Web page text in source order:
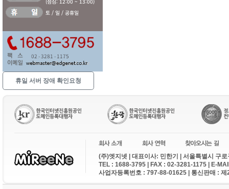
휴일 서버 장애 확인요청
(주)엣지넷 | 대표이사: 민한기 | 서울특별시 구
TEL : 1688-3795 | FAX : 02-3281-1175 | E-
사업자등록번호 : 797-88-01625 | 통신판매 :